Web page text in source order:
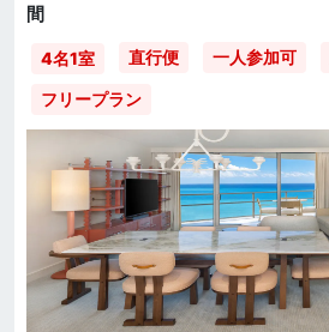
間
4名1室 直行便 一人参加可
フリープラン